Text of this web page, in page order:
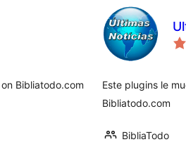
Bibliatodo.com
Este plugins le
Bibliatodo.com
BibliaTodo